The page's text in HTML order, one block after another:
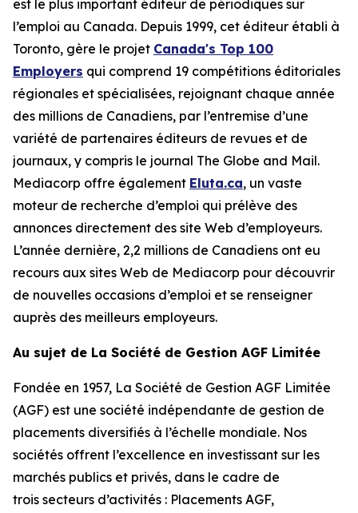
est le plus important éditeur de périodiques sur
l’emploi au Canada. Depuis 1999, cet éditeur établi à
Toronto, gère le projet Canada's Top 100
Employers qui comprend 19 compétitions éditoriales
régionales et spécialisées, rejoignant chaque année
des millions de Canadiens, par l’entremise d’une
variété de partenaires éditeurs de revues et de
journaux, y compris le journal The Globe and Mail.
Mediacorp offre également Eluta.ca, un vaste
moteur de recherche d’emploi qui prélève des
annonces directement des site Web d’employeurs.
L’année dernière, 2,2 millions de Canadiens ont eu
recours aux sites Web de Mediacorp pour découvrir
de nouvelles occasions d’emploi et se renseigner
auprès des meilleurs employeurs.
Au sujet de La Société de Gestion AGF Limitée
Fondée en 1957, La Société de Gestion AGF Limitée
(AGF) est une société indépendante de gestion de
placements diversifiés à l’échelle mondiale. Nos
sociétés offrent l’excellence en investissant sur les
marchés publics et privés, dans le cadre de
trois secteurs d’activités : Placements AGF,